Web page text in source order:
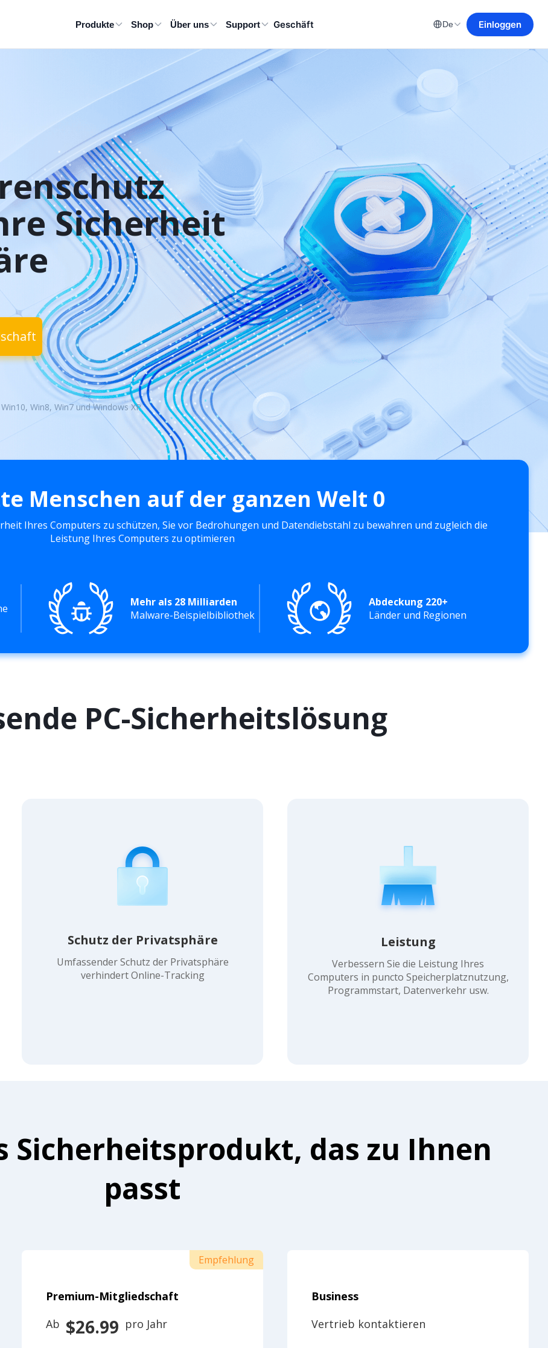
Produkte Shop Über uns Support Geschäft De Einloggen
Sicherheit
Win8, Win7 und Windows XP
Menschen auf der ganzen Welt 0
Ihres Computers zu schützen, Sie vor Bedrohungen und Datendiebstahl zu bewahren und zugleich die
Leistung Ihres Computers zu optimieren
Mehr als 28 Milliarden
Malware-Beispielbibliothek
Abdeckung 220+
Länder und Regionen
PC-Sicherheitslösung
Schutz der Privatsphäre
Umfassender Schutz der Privatsphäre
verhindert Online-Tracking
Leistung
Verbessern Sie die Leistung Ihres
Computers in puncto Speicherplatznutzung,
Programmstart, Datenverkehr usw.
Sicherheitsprodukt, das zu Ihnen
passt
Empfehlung
Premium-Mitgliedschaft
Ab $26.99 pro Jahr
Business
Vertrieb kontaktieren